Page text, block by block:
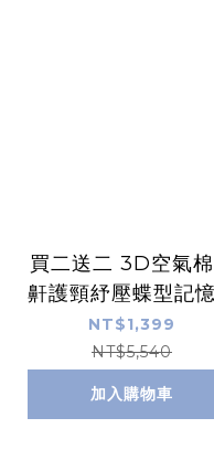
買二送二 3D空氣
鼾護頸紓壓蝶型記憶
頭 超值兩入組+枕套
NT$1,399
NT$5,540
加入購物車